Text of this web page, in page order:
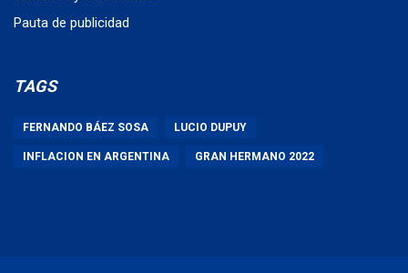
Pauta de publicidad
TAGS
FERNANDO BÁEZ SOSA LUCIO DUPUY
INFLACION EN ARGENTINA GRAN HERMANO 2022